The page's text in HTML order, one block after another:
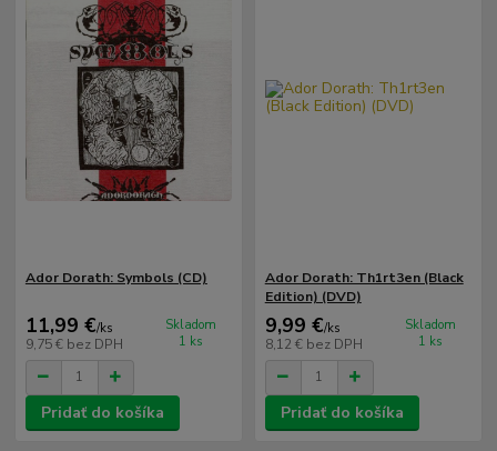
Ador Dorath: Symbols (CD)
11,99 €/ks
9,75 € bez DPH
Skladom
1 ks
Pridať do košíka
Ador Dorath: Th1rt3en (Black
Edition) (DVD)
9,99 €/ks
8,12 € bez DPH
Skladom
1 ks
Pridať do košíka